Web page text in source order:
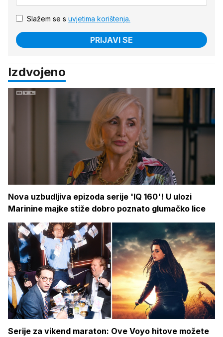
Slažem se s uvjetima korištenja.
PRIJAVI SE
Izdvojeno
Nova uzbudljiva epizoda serije 'IQ 160'! U ulozi
Marinine majke stiže dobro poznato glumačko lice
Serije za vikend maraton: Ove Voyo hitove možete